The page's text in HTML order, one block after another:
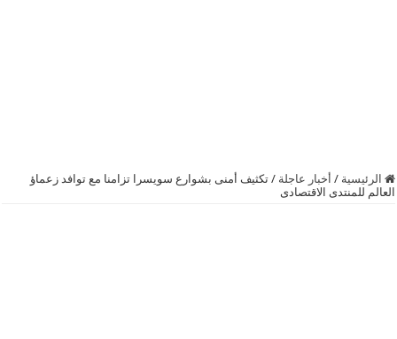
الرئيسية / أخبار عاجلة / تكثيف أمنى بشوارع سويسرا تزامنا مع توافد زعماؤ
العالم للمنتدى الاقتصادى